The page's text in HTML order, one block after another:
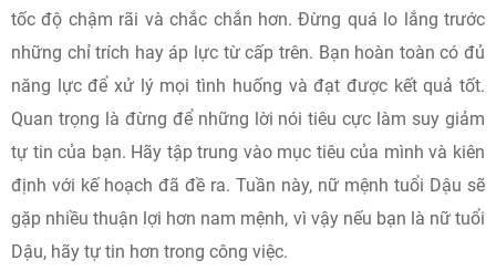
tốc độ chậm rãi và chắc chắn hơn. Đừng quá lo lắng trước
những chỉ trích hay áp lực từ cấp trên. Bạn hoàn toàn có đủ
năng lực để xử lý mọi tình huống và đạt được kết quả tốt.
Quan trọng là đừng để những lời nói tiêu cực làm suy giảm
tự tin của bạn. Hãy tập trung vào mục tiêu của mình và kiên
định với kế hoạch đã đề ra. Tuần này, nữ mệnh tuổi Dậu sẽ
gặp nhiều thuận lợi hơn nam mệnh, vì vậy nếu bạn là nữ tuổi
Dậu, hãy tự tin hơn trong công việc.